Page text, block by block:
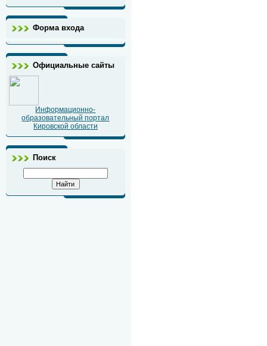
Форма входа
Официальные сайты
Информационно-
образовательный портал
Кировской области
Поиск